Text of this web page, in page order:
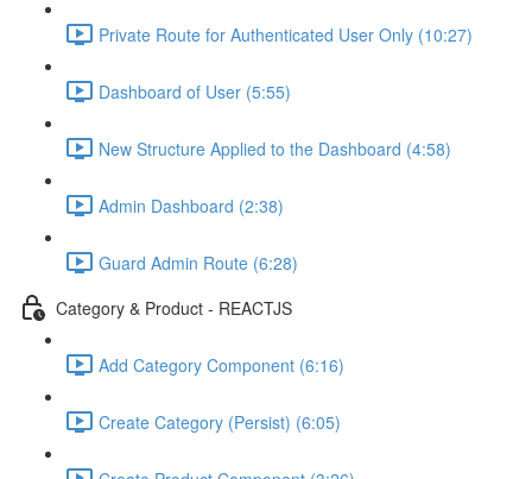
Private Route for Authenticated User Only (10:27)
Dashboard of User (5:55)
New Structure Applied to the Dashboard (4:58)
Admin Dashboard (2:38)
Guard Admin Route (6:28)
Category & Product - REACTJS
Add Category Component (6:16)
Create Category (Persist) (6:05)